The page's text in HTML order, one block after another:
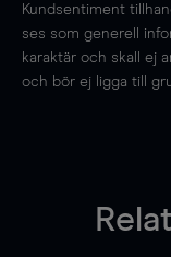
Kundsentiment
ses som generell
karaktär och skall ej
och bör ej ligga till